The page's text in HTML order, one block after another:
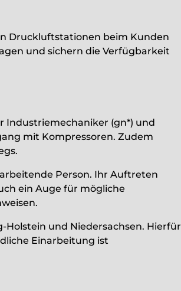
Druckluftstationen beim Kunden
und sichern die Verfügbarkeit
Industriemechaniker (gn*) und
mit Kompressoren. Zudem
Person. Ihr Auftreten
ein Auge für mögliche
Holstein und Niedersachsen. Hierfür
Einarbeitung ist